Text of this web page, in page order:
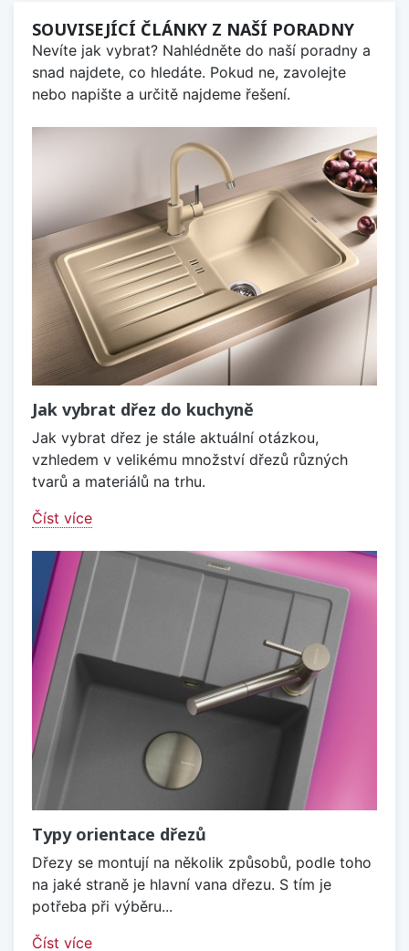
SOUVISEJÍCÍ ČLÁNKY Z NAŠÍ PORADNY
Nevíte jak vybrat? Nahlédněte do naší poradny a
snad najdete, co hledáte. Pokud ne, zavolejte
nebo napište a určitě najdeme řešení.
Jak vybrat dřez do kuchyně
Jak vybrat dřez je stále aktuální otázkou,
vzhledem v velikému množství dřezů různých
tvarů a materiálů na trhu.
Číst více
Typy orientace dřezů
Dřezy se montují na několik způsobů, podle toho
na jaké straně je hlavní vana dřezu. S tím je
potřeba při výběru...
Číst více